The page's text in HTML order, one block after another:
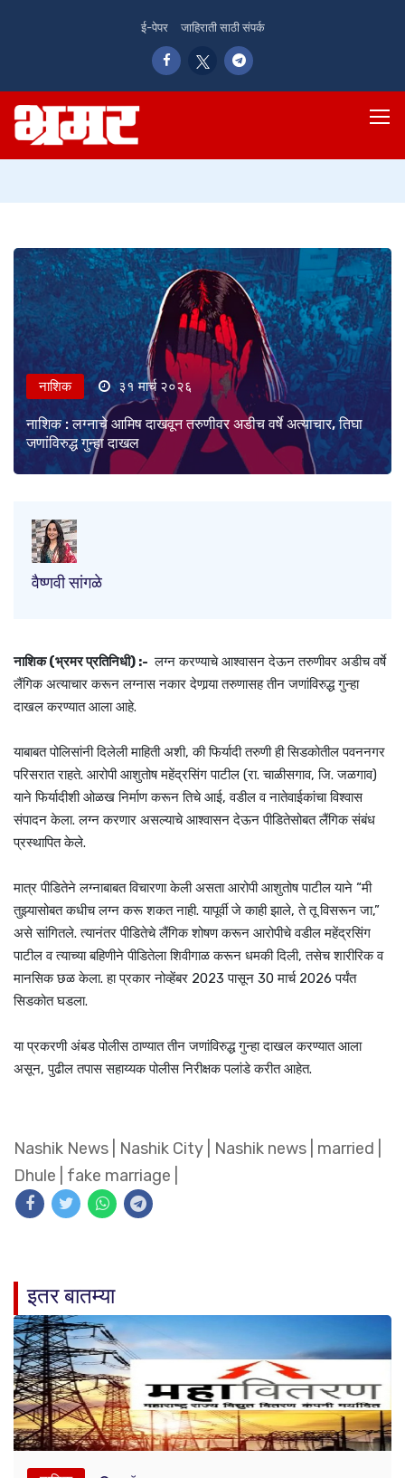
ई-पेपर जाहिराती साठी संपर्क
नाशिक ३१ मार्च २०२६
नाशिक : लग्नाचे आमिष दाखवून तरुणीवर अडीच वर्षे अत्याचार, तिघा
जणांविरुद्ध गुन्हा दाखल
वैष्णवी सांगळे
नाशिक (भ्रमर प्रतिनिधी) :- लग्न करण्याचे आश्‍वासन देऊन तरुणीवर अडीच वर्षे
लैंगिक अत्याचार करून लग्नास नकार देणार्‍या तरुणासह तीन जणांविरुद्ध गुन्हा
दाखल करण्यात आला आहे.
याबाबत पोलिसांनी दिलेली माहिती अशी, की फिर्यादी तरुणी ही सिडकोतील पवननगर
परिसरात राहते. आरोपी आशुतोष महेंद्रसिंग पाटील (रा. चाळीसगाव, जि. जळगाव)
याने फिर्यादीशी ओळख निर्माण करून तिचे आई, वडील व नातेवाईकांचा विश्‍वास
संपादन केला. लग्न करणार असल्याचे आश्‍वासन देऊन पीडितेसोबत लैंगिक संबंध
प्रस्थापित केले.
मात्र पीडितेने लग्नाबाबत विचारणा केली असता आरोपी आशुतोष पाटील याने “मी
तुझ्यासोबत कधीच लग्न करू शकत नाही. यापूर्वी जे काही झाले, ते तू विसरून जा,”
असे सांगितले. त्यानंतर पीडितेचे लैंगिक शोषण करून आरोपीचे वडील महेंद्रसिंग
पाटील व त्याच्या बहिणीने पीडितेला शिवीगाळ करून धमकी दिली, तसेच शारीरिक व
मानसिक छळ केला. हा प्रकार नोव्हेंबर 2023 पासून 30 मार्च 2026 पर्यंत
सिडकोत घडला.
या प्रकरणी अंबड पोलीस ठाण्यात तीन जणांविरुद्ध गुन्हा दाखल करण्यात आला
असून, पुढील तपास सहाय्यक पोलीस निरीक्षक पलांडे करीत आहेत.
Nashik News Nashik City Nashik news married
Dhule
fake marriage
इतर बातम्या